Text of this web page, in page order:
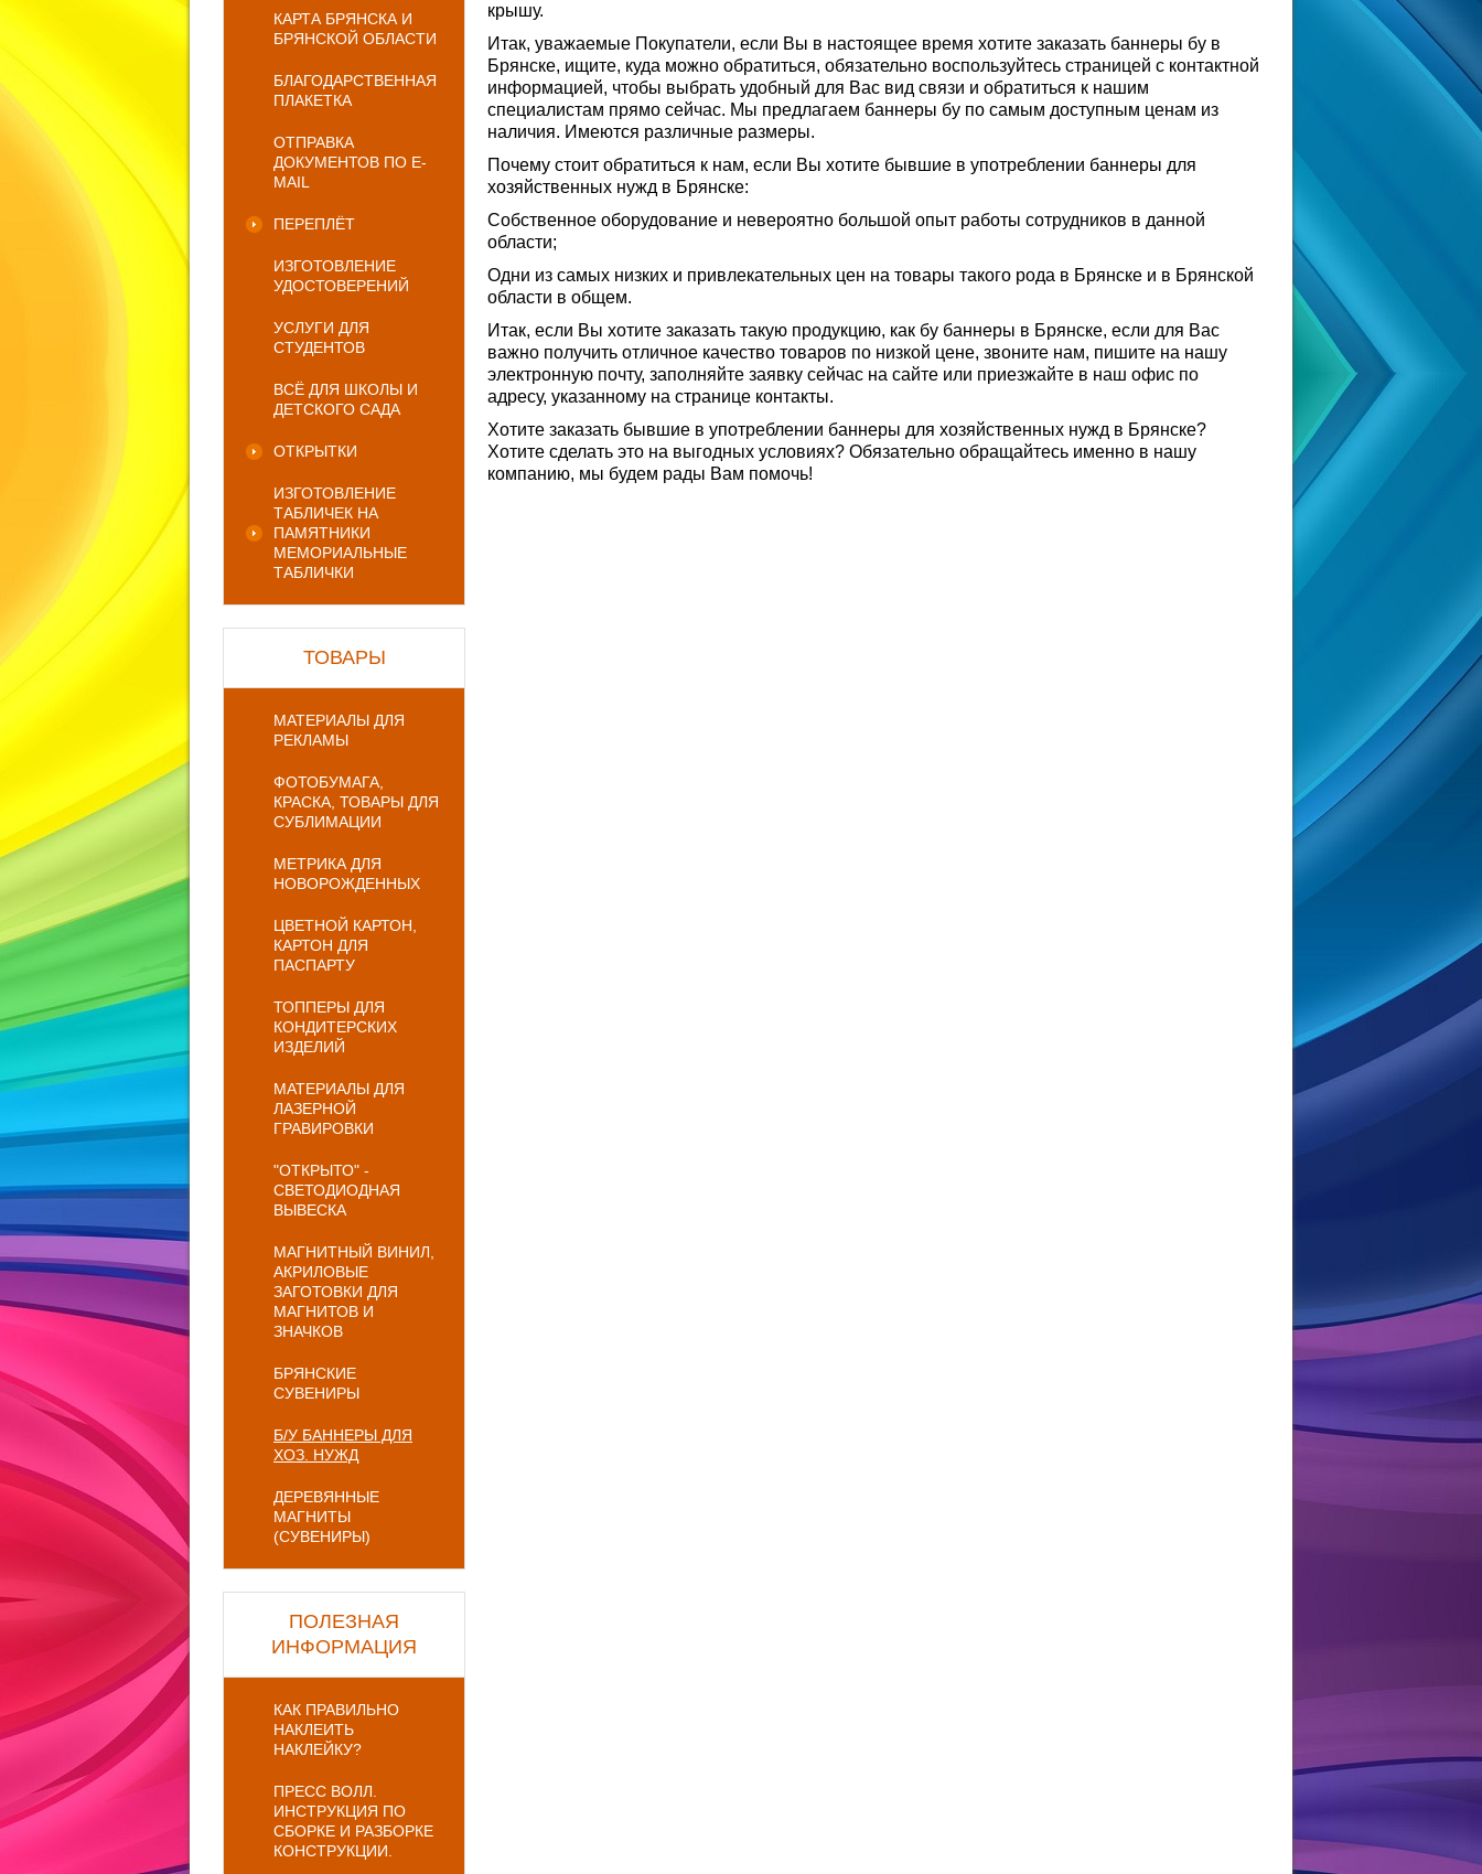
КАРТА БРЯНСКА И
БРЯНСКОЙ ОБЛАСТИ
БЛАГОДАРСТВЕННАЯ
ПЛАКЕТКА
ОТПРАВКА
ДОКУМЕНТОВ ПО E-
MAIL
ПЕРЕПЛЁТ
ИЗГОТОВЛЕНИЕ
УДОСТОВЕРЕНИЙ
УСЛУГИ ДЛЯ
СТУДЕНТОВ
ВСЁ ДЛЯ ШКОЛЫ И
ДЕТСКОГО САДА
ОТКРЫТКИ
ИЗГОТОВЛЕНИЕ
ТАБЛИЧЕК НА
ПАМЯТНИКИ
МЕМОРИАЛЬНЫЕ
ТАБЛИЧКИ
ТОВАРЫ
МАТЕРИАЛЫ ДЛЯ
РЕКЛАМЫ
ФОТОБУМАГА,
КРАСКА, ТОВАРЫ ДЛЯ
СУБЛИМАЦИИ
МЕТРИКА ДЛЯ
НОВОРОЖДЕННЫХ
ЦВЕТНОЙ КАРТОН,
КАРТОН ДЛЯ
ПАСПАРТУ
ТОППЕРЫ ДЛЯ
КОНДИТЕРСКИХ
ИЗДЕЛИЙ
МАТЕРИАЛЫ ДЛЯ
ЛАЗЕРНОЙ
ГРАВИРОВКИ
"ОТКРЫТО" -
СВЕТОДИОДНАЯ
ВЫВЕСКА
МАГНИТНЫЙ ВИНИЛ,
АКРИЛОВЫЕ
ЗАГОТОВКИ ДЛЯ
МАГНИТОВ И
ЗНАЧКОВ
БРЯНСКИЕ
СУВЕНИРЫ
Б/У БАННЕРЫ ДЛЯ
ХОЗ. НУЖД
ДЕРЕВЯННЫЕ
МАГНИТЫ
(СУВЕНИРЫ)
ПОЛЕЗНАЯ
ИНФОРМАЦИЯ
КАК ПРАВИЛЬНО
НАКЛЕИТЬ
НАКЛЕЙКУ?
ПРЕСС ВОЛЛ.
ИНСТРУКЦИЯ ПО
СБОРКЕ И РАЗБОРКЕ
КОНСТРУКЦИИ.
крышу.
Итак, уважаемые Покупатели, если Вы в настоящее время хотите заказать баннеры бу в
Брянске, ищите, куда можно обратиться, обязательно воспользуйтесь страницей с контактной
информацией, чтобы выбрать удобный для Вас вид связи и обратиться к нашим
специалистам прямо сейчас. Мы предлагаем баннеры бу по самым доступным ценам из
наличия. Имеются различные размеры.
Почему стоит обратиться к нам, если Вы хотите бывшие в употреблении баннеры для
хозяйственных нужд в Брянске:
Собственное оборудование и невероятно большой опыт работы сотрудников в данной
области;
Одни из самых низких и привлекательных цен на товары такого рода в Брянске и в Брянской
области в общем.
Итак, если Вы хотите заказать такую продукцию, как бу баннеры в Брянске, если для Вас
важно получить отличное качество товаров по низкой цене, звоните нам, пишите на нашу
электронную почту, заполняйте заявку сейчас на сайте или приезжайте в наш офис по
адресу, указанному на странице контакты.
Хотите заказать бывшие в употреблении баннеры для хозяйственных нужд в Брянске?
Хотите сделать это на выгодных условиях? Обязательно обращайтесь именно в нашу
компанию, мы будем рады Вам помочь!